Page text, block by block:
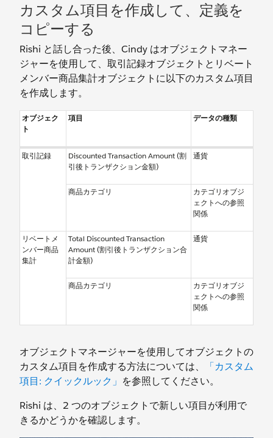
カスタム項目を作成して、定義を
コピーする
Rishi と話し合った後、Cindy はオブジェクトマネー
ジャーを使用して、取引記録オブジェクトとリベート
メンバー商品集計オブジェクトに以下のカスタム項目
を作成します。
オブジェク
ト
項目 データの種類
取引記録
Discounted Transaction Amount (割
引後トランザクション金額)
通貨
商品カテゴリ
カテゴリオブジ
ェクトへの参照
関係
リベートメ
ンバー商品
集計
Total Discounted Transaction
Amount (割引後トランザクション合
計金額)
通貨
商品カテゴリ
カテゴリオブジ
ェクトへの参照
関係
オブジェクトマネージャーを使用してオブジェクトの
カスタム項目を作成する方法については、
「カスタム
項目: クイックルック」 を参照してください。
Rishi は、2 つのオブジェクトで新しい項目が利用で
きるかどうかを確認します。